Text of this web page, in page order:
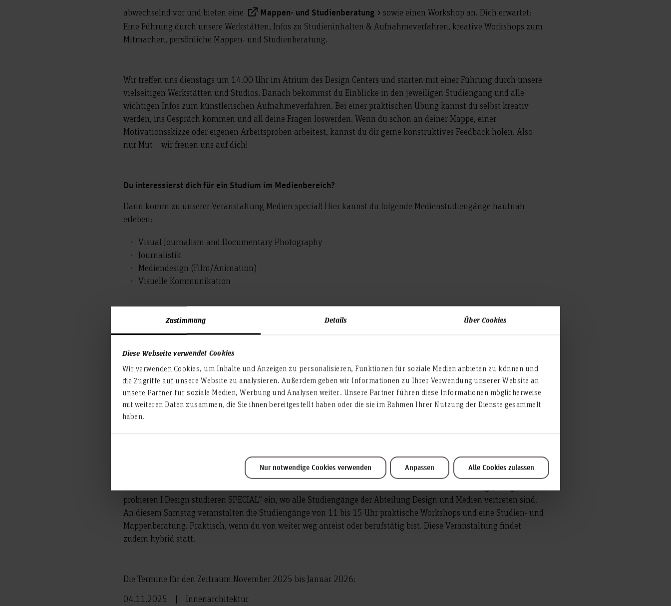
Zustimmung Details Über Cookies
Diese Webseite verwendet Cookies
Wir verwenden Cookies, um Inhalte und Anzeigen zu personalisieren, Funktionen für soziale Medien anbieten zu können und
die Zugriffe auf unsere Website zu analysieren. Außerdem geben wir Informationen zu Ihrer Verwendung unserer Website an
unsere Partner für soziale Medien, Werbung und Analysen weiter. Unsere Partner führen diese Informationen möglicherweise
mit weiteren Daten zusammen, die Sie ihnen bereitgestellt haben oder die sie im Rahmen Ihrer Nutzung der Dienste gesammelt
haben.
Nur notwendige Cookies verwenden Anpassen Alle Cookies zulassen
abwechselnd vor und bieten eine Mappen- und Studienberatung sowie einen Workshop an. Dich erwartet:
Eine Führung durch unsere Werkstätten, Infos zu Studieninhalten & Aufnahmeverfahren, kreative Workshops zum
Mitmachen, persönliche Mappen- und Studienberatung.
Wir treffen uns dienstags um 14.00 Uhr im Atrium des Design Centers und starten mit einer Führung durch unsere
vielseitigen Werkstätten und Studios. Danach bekommst du Einblicke in den jeweiligen Studiengang und alle
wichtigen Infos zum künstlerischen Aufnahmeverfahren. Bei einer praktischen Übung kannst du selbst kreativ
werden, ins Gespräch kommen und all deine Fragen loswerden. Wenn du schon an deiner Mappe, einer
Motivationsskizze oder eigenen Arbeitsproben arbeitest, kannst du dir gerne konstruktives Feedback holen. Also
nur Mut – wir freuen uns auf dich!
Du interessierst dich für ein Studium im Medienbereich?
Dann komm zu unserer Veranstaltung Medien_special! Hier kannst du folgende Medienstudiengänge hautnah
erleben:
Visual Journalism and Documentary Photography
Journalistik
Mediendesign (Film/Animation)
Visuelle Kommunikation
An diesem Nachmittag erwartet dich in allen vier Studiengängen eine spannende Mischung aus Infos,
Studienberatung und einem praktischen Workshop. Das Beste daran: Du kannst jede Stunde zwischen den
Spaß macht. Sei dabei und entdecke deine Möglichkeiten!
Du möchtest etwas mit Medien- oder Design studieren, weißt aber noch nicht was und wie? Bist du schon dabei,
deine Mappe oder Motivationsskizze zu bearbeiten? Oder hast du einfach noch Fragen zum Aufnahmeverfahren
probieren I Design studieren SPECIAL“ ein, wo alle Studiengänge der Abteilung Design und Medien vertreten sind.
An diesem Samstag veranstalten die Studiengänge von 11 bis 15 Uhr praktische Workshops und eine Studien- und
Mappenberatung. Praktisch, wenn du von weiter weg anreist oder berufstätig bist. Diese Veranstaltung findet
zudem hybrid statt.
Die Termine für den Zeitraum November 2025 bis Januar 2026:
04.11.2025 | Innenarchitektur